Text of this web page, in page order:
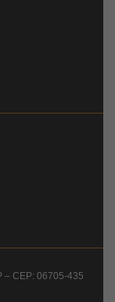
– CEP: 06705-435